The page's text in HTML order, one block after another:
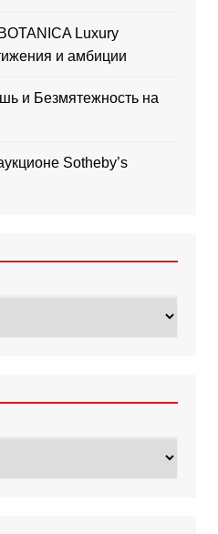
Luxury
и амбиции
и Безмятежность на
Sotheby’s